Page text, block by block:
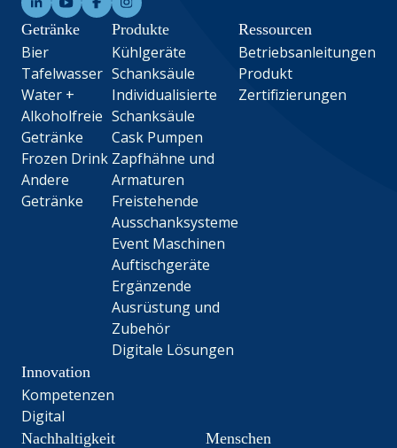
Getränke
Bier
Tafelwasser
Water +
Alkoholfreie
Getränke
Frozen Drink
Andere
Getränke
Produkte
Kühlgeräte
Schanksäule
Individualisierte
Schanksäule
Cask Pumpen
Zapfhähne und
Armaturen
Freistehende
Ausschanksysteme
Event Maschinen
Auftischgeräte
Ergänzende
Ausrüstung und
Zubehör
Digitale Lösungen
Ressourcen
Betriebsanleitungen
Produkt
Zertifizierungen
Innovation
Kompetenzen
Digital
Nachhaltigkeit Menschen